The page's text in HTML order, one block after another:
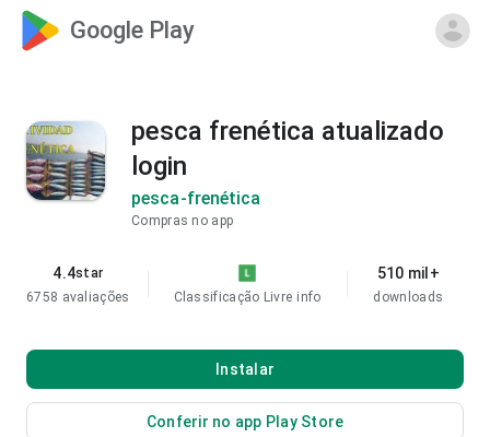
Google Play
pesca frenética atualizado
login
pesca-frenética
Compras no app
4.4star
6758 avaliações
Classificação Livre info
510 mil+
downloads
Instalar
Conferir no app Play Store